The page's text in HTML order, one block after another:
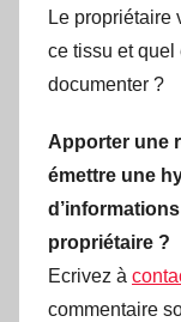
Le propriétaire
ce tissu et
documenter ?
Apporter une
émettre une
propriétaire ?
Ecrivez à
commentaire